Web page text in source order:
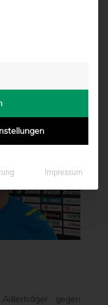
- 20:00
gegen
für die eine
Impressum